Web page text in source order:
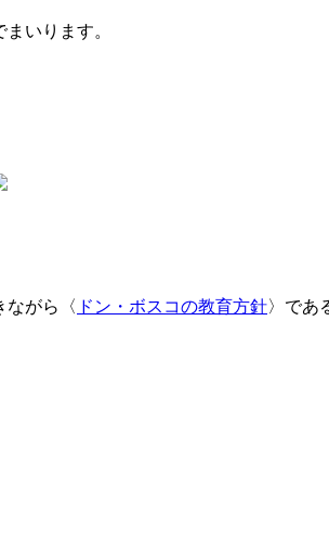
いります。
ながら〈 ドン・ボスコの教育方針〉であ